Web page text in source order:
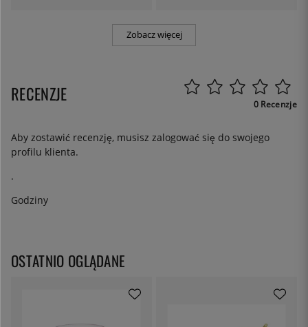
Zobacz więcej
RECENZJE 0 Recenzje
Aby zostawić recenzję, musisz zalogować się do swojego
profilu klienta.
.
Godziny
OSTATNIO OGLĄDANE